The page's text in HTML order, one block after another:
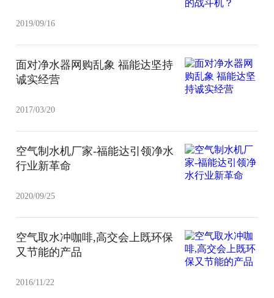
2019/09/16
面对净水器网购乱象 福能达坚持
诚实经营
2017/03/20
空气制水机厂家-福能达引领净水
行业新革命
2020/09/25
空气取水冲咖啡,高交会上既环保
又节能的产品
2016/11/22